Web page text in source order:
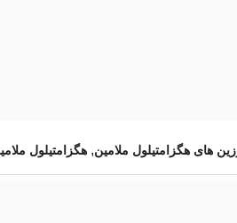
رزین های هگزامتیلول ملامین, هگزامتیلول